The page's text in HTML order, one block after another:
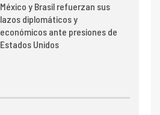
México y Brasil refuerzan sus
lazos diplomáticos y
económicos ante presiones de
Estados Unidos